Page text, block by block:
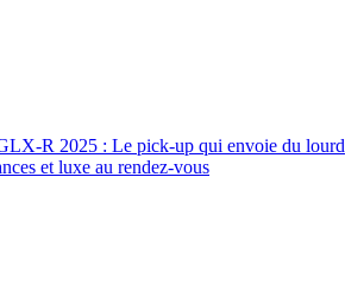
R 2025 : Le pick-up qui envoie du lourd
et luxe au rendez-vous